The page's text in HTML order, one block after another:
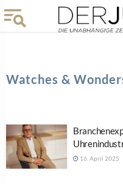
Watches &
16. April 2025